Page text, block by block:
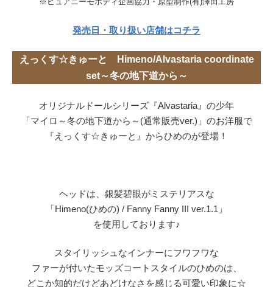
発売日・取り扱い店舗はコチラ
えっくす☆きゅーと Himeno/Alvastaria coordinate
set～冬の地下道から～
オリジナルドールシリーズ『Alvastaria』の少年
「マイロ～冬の地下道から～(通常販売ver.)」のお洋服で
『えっくす☆きゅーと』からひめのが登場！
ヘッドは、銀髪碧眼がミステリアスな
「Himeno(ひめの) / Fanny Fanny III ver.1.1」
を使用しております♪
スタイリッシュなインナーにフワフワな
ファーが付いたモッズコートスタイルのひめのは、
どこか知的だけどあどけなさを感じる可愛い印象に☆